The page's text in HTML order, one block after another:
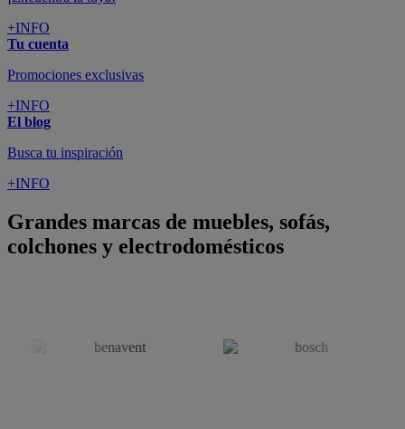
+INFO
Tu cuenta
Promociones exclusivas
+INFO
El blog
Busca tu inspiración
+INFO
Grandes marcas de muebles, sofás,
colchones y electrodomésticos